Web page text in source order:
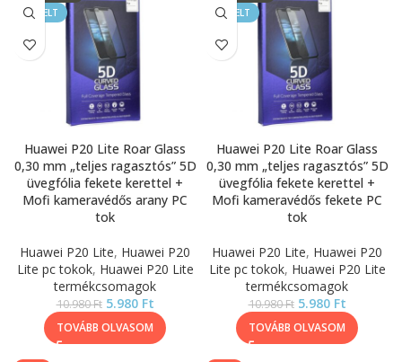
KIEMELT
Huawei P20 Lite Roar Glass
0,30 mm „teljes ragasztós” 5D
üvegfólia fekete kerettel +
Mofi kameravédős arany PC
tok
Huawei P20 Lite, Huawei P20
Lite pc tokok, Huawei P20 Lite
termékcsomagok
10.980Ft 5.980 Ft
TOVÁBB OLVASOM
KIEMELT
Huawei P20 Lite Roar Glass
0,30 mm „teljes ragasztós” 5D
üvegfólia fekete kerettel +
Mofi kameravédős fekete PC
tok
Huawei P20 Lite, Huawei P20
Lite pc tokok, Huawei P20 Lite
termékcsomagok
10.980Ft 5.980 Ft
TOVÁBB OLVASOM